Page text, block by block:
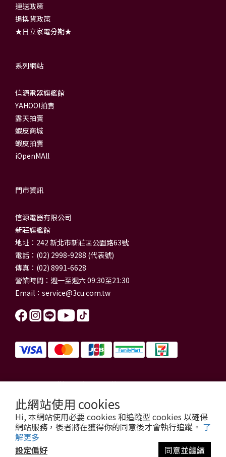
此網站使用 cookies
Hi, 本網站使用必要 cookies 和追蹤型 cookies 以確保
網站服務，後者將在獲得你的同意後才會執行追蹤。 了
解更多
設定偏好
同意並繼續
運送政策
退換貨政策
★日立家電分期★
系列網站
信源電器旗艦館
YAHOO!拍賣
露天拍賣
蝦皮商城
蝦皮拍賣
iOpenMAll
門市資訊
信源電器有限公司
新莊旗艦館
地址：242 新北市新莊區公園路63號
電話：(02) 2998-9288 (代表號)
傳真：(02) 8991-6628
營業時間：週一至週六 09:30至21:30
Email： service@3cu.com.tw
信源電器有限公司 統一編號：84179325
信源電器 版權所有
copyright © 2026 3cu.com.tw All Rights Reserved.